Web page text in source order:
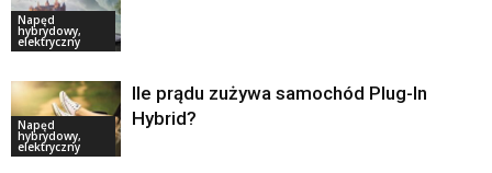
Napęd
hybrydowy,
elektryczny
Napęd
hybrydowy,
elektryczny
Ile prądu zużywa samochód Plug-In
Hybrid?